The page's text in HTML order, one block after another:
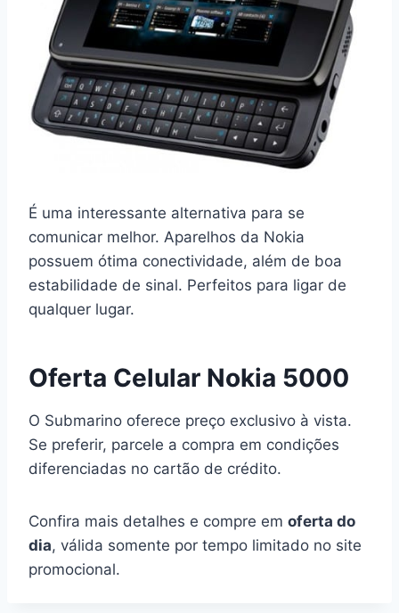
É uma interessante alternativa para se
comunicar melhor. Aparelhos da Nokia
possuem ótima conectividade, além de boa
estabilidade de sinal. Perfeitos para ligar de
qualquer lugar.
Oferta Celular Nokia 5000
O Submarino oferece preço exclusivo à vista.
Se preferir, parcele a compra em condições
diferenciadas no cartão de crédito.
Confira mais detalhes e compre em oferta do
dia, válida somente por tempo limitado no site
promocional.